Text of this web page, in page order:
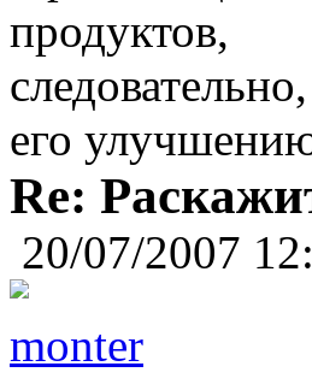
продуктов,
его
Re:
20/07/2007
monter